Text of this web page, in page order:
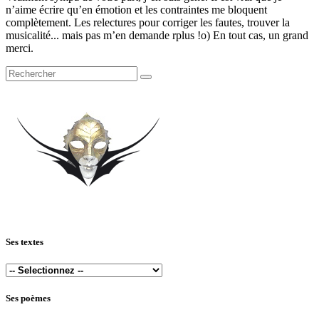
n’aime écrire qu’en émotion et les contraintes me bloquent
complètement. Les relectures pour corriger les fautes, trouver la
musicalité... mais pas m’en demande rplus !o) En tout cas, un grand
merci.
Ses textes
Ses poèmes